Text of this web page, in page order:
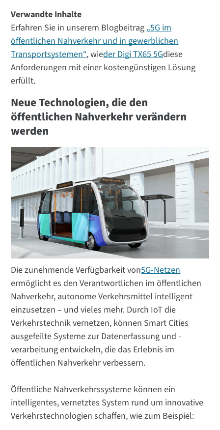
Verwandte Inhalte
Erfahren Sie in unserem Blogbeitrag „5G im
öffentlichen Nahverkehr und in gewerblichen
Transportsystemen“, wieder Digi TX65 5Gdiese
Anforderungen mit einer kostengünstigen Lösung
erfüllt.
Neue Technologien, die den
öffentlichen Nahverkehr verändern
werden
Die zunehmende Verfügbarkeit von5G-Netzen
ermöglicht es den Verantwortlichen im öffentlichen
Nahverkehr, autonome Verkehrsmittel intelligent
einzusetzen – und vieles mehr. Durch IoT die
Verkehrstechnik vernetzen, können Smart Cities
ausgefeilte Systeme zur Datenerfassung und -
verarbeitung entwickeln, die das Erlebnis im
öffentlichen Nahverkehr verbessern.
Öffentliche Nahverkehrssysteme können ein
intelligentes, vernetztes System rund um innovative
Verkehrstechnologien schaffen, wie zum Beispiel: